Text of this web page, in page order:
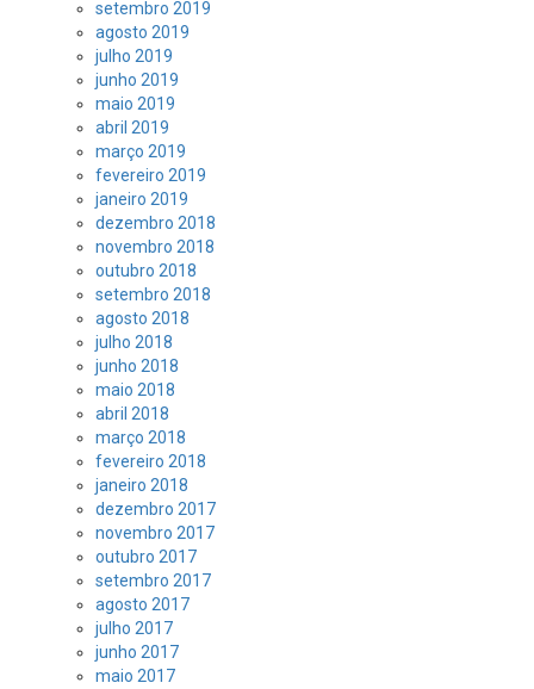
setembro 2019
agosto 2019
julho 2019
junho 2019
maio 2019
abril 2019
março 2019
fevereiro 2019
janeiro 2019
dezembro 2018
novembro 2018
outubro 2018
setembro 2018
agosto 2018
julho 2018
junho 2018
maio 2018
abril 2018
março 2018
fevereiro 2018
janeiro 2018
dezembro 2017
novembro 2017
outubro 2017
setembro 2017
agosto 2017
julho 2017
junho 2017
maio 2017